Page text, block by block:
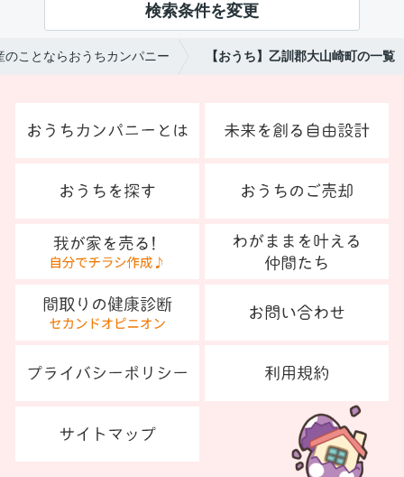
検索条件を変更
のことならおうちカンパニー 【おうち】乙訓郡大山崎町の一覧